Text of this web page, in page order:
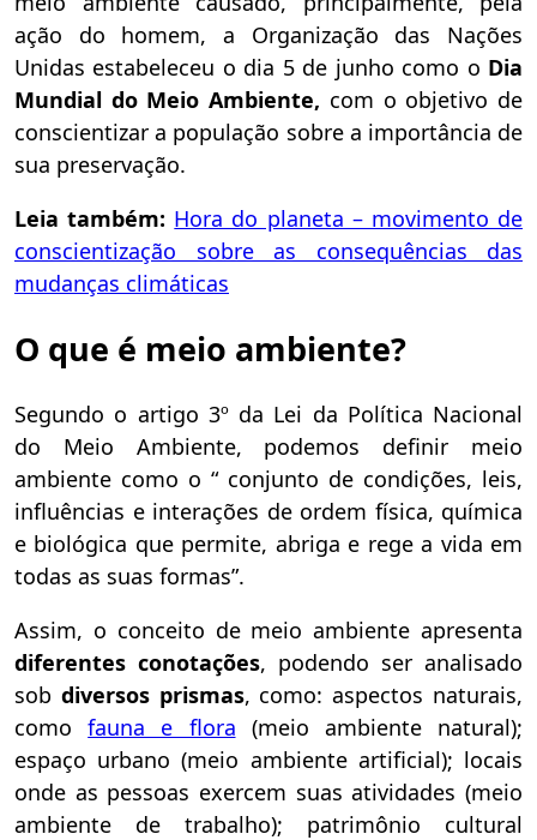
ação do homem, a Organização das Nações
Unidas estabeleceu o dia 5 de junho como o Dia
Mundial do Meio Ambiente, com o objetivo de
conscientizar a população sobre a importância de
sua preservação.
Leia também: Hora do planeta – movimento de
conscientização sobre as consequências das
mudanças climáticas
O que é meio ambiente?
Segundo o artigo 3º da Lei da Política Nacional
do Meio Ambiente, podemos definir meio
ambiente como o “ conjunto de condições, leis,
influências e interações de ordem física, química
e biológica que permite, abriga e rege a vida em
todas as suas formas”.
Assim, o conceito de meio ambiente apresenta
diferentes conotações, podendo ser analisado
sob diversos prismas, como: aspectos naturais,
comofauna e flora (meio ambiente natural);
espaço urbano (meio ambiente artificial); locais
onde as pessoas exercem suas atividades (meio
ambiente de trabalho); patrimônio cultural